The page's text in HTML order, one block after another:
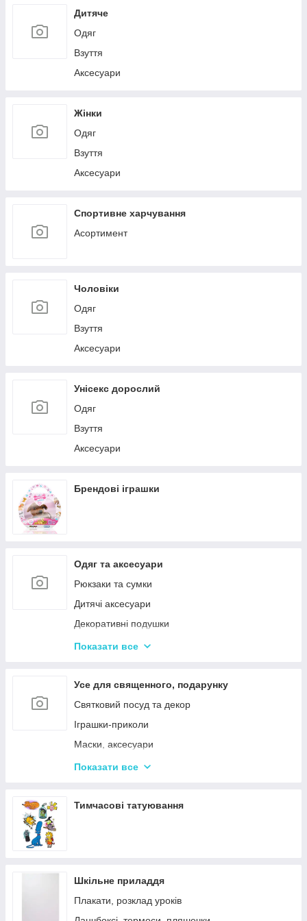
Дитяче
Одяг
Взуття
Аксесуари
Жінки
Одяг
Взуття
Аксесуари
Спортивне харчування
Асортимент
Чоловіки
Одяг
Взуття
Аксесуари
Унісекс дорослий
Одяг
Взуття
Аксесуари
Брендові іграшки
Одяг та аксесуари
Рюкзаки та сумки
Дитячі аксесуари
Декоративні подушки
Дитячі парасольки
Показати все
Усе для священного, подарунку
Святковий посуд та декор
Іграшки-приколи
Маски, аксесуари
Повітряні кульки
Фоторамки і фотоальбоми
Показати все
Тимчасові татуювання
Шкільне приладдя
Плакати, розклад уроків